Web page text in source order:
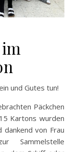
und Gutes tun!
Päckchen
Kartons wurden
dankend von Frau
Sammelstelle